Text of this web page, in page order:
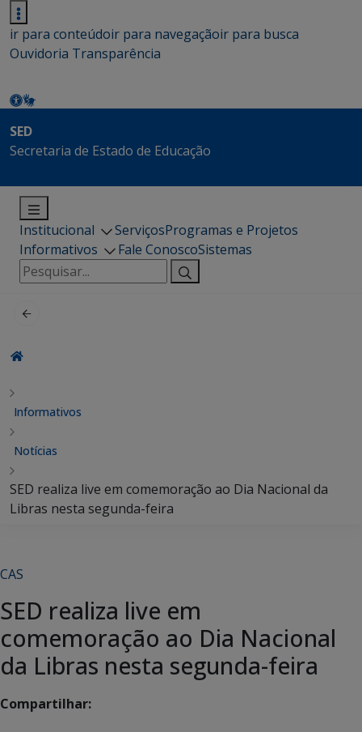
ir para conteúdoir para navegaçãoir para busca
Ouvidoria Transparência
SED
Secretaria de Estado de Educação
Institucional ServiçosProgramas e Projetos
Informativos
Fale ConoscoSistemas
Pesquisar
por:
Informativos
Notícias
SED realiza live em comemoração ao Dia Nacional da
Libras nesta segunda-feira
CAS
SED realiza live em
comemoração ao Dia Nacional
da Libras nesta segunda-feira
Compartilhar: